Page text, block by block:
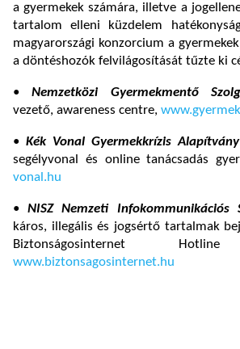
a gyermekek számára, illetve a
tartalom elleni küzdelem
magyarországi konzorcium a
a döntéshozók felvilágosítását tűzte ki
•Nemzetközi Gyermekmentő
vezető, awareness centre,
• Kék Vonal Gyermekkrízis Alapítvány
segélyvonal és online tanácsadás
vonal.hu
•NISZ Nemzeti Infokommunikációs
káros, illegális és jogsértő tartalmak
Biztonságosinternet
www.biztonsagosinternet.hu